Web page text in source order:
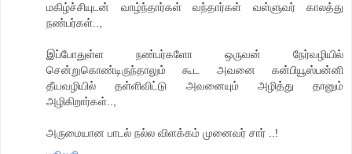
மகிழ்ச்சியுடன் வாழ்ந்தார்கள் வந்தார்கள் வள்ளுவர் காலத்து
நண்பர்கள்..,
இப்போதுள்ள நண்பர்களோ ஒருவன் நேர்வழியில்
சென்றுகொண்டிருந்தாலும் கூட அவனை கன்பியூஸ்பன்னி
தீயவழியில் தள்ளிவிட்டு அவனையும் அழித்து தானும்
அழிகிறார்கள்..,
அருமையான பாடல் நல்ல விளக்கம் முனைவர் சார் ..!